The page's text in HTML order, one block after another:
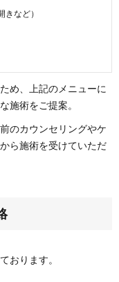
など）
め、上記のメニューに
施術をご提案。
のカウンセリングやケ
ら施術を受けていただ
おります。